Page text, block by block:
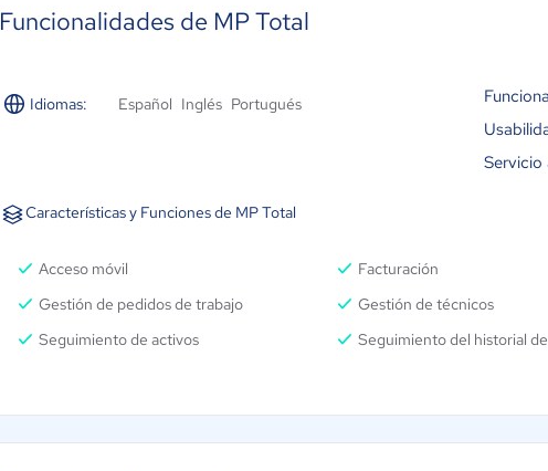
Soporte prioritario por teléfono
Funcionalidades de MP Total
Idiomas: Español Inglés Portugués
Servicio
Características y Funciones de MP Total
Acceso móvil Facturación
Gestión de pedidos de trabajo
Gestión de técnicos
Seguimiento de activos
Seguimiento del historial